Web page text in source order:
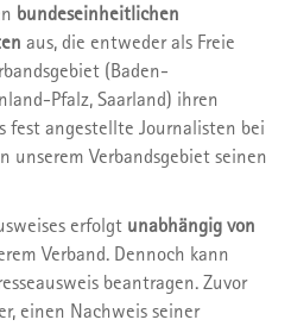
bundeseinheitlichen
aus, die entweder als Freie
(Baden-
Pfalz, Saarland) ihren
fest angestellte Journalisten bei
unserem Verbandsgebiet seinen
erfolgt unabhängig von
Verband. Dennoch kann
beantragen. Zuvor
einen Nachweis seiner